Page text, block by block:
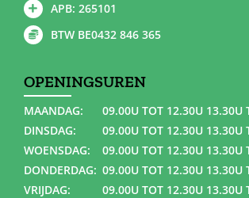
APB: 265101
BTW BE0432 846 365
OPENINGSUREN
MAANDAG:
09.00U TOT 12.30U 13.30U
DINSDAG:
09.00U TOT 12.30U 13.30U
WOENSDAG:
09.00U TOT 12.30U 13.30U
DONDERDAG: 09.00U TOT 12.30U 13.30U
VRIJDAG:
09.00U TOT 12.30U 13.30U